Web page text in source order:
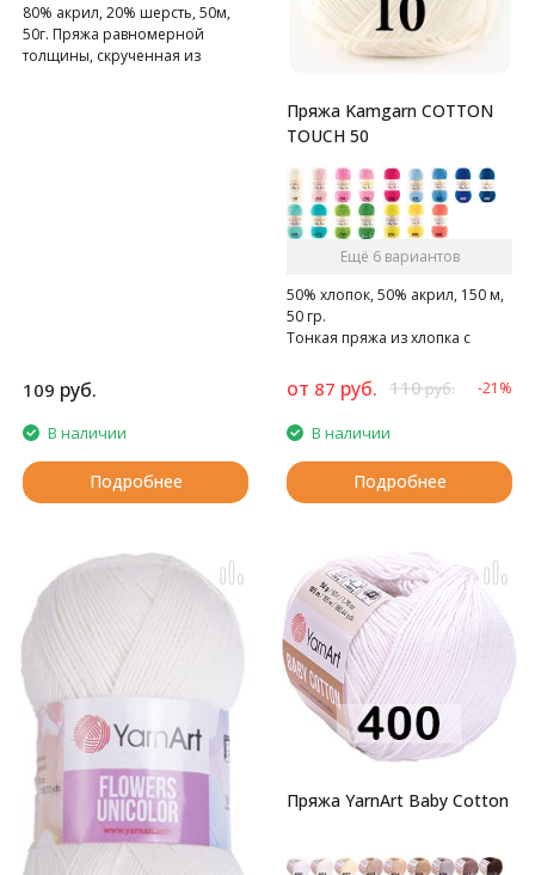
80% акрил, 20% шерсть, 50м,
50г. Пряжа равномерной
толщины, скрученная из
109 руб.
В наличии
Подробнее
Пряжа Kamgarn COTTON
TOUCH 50
Ещё 6 вариантов
50% хлопок, 50% акрил, 150 м,
50 гр.
Тонкая пряжа из хлопка с
от 87 руб. 110руб. -21%
В наличии
Подробнее
Пряжа YarnArt Baby Cotton